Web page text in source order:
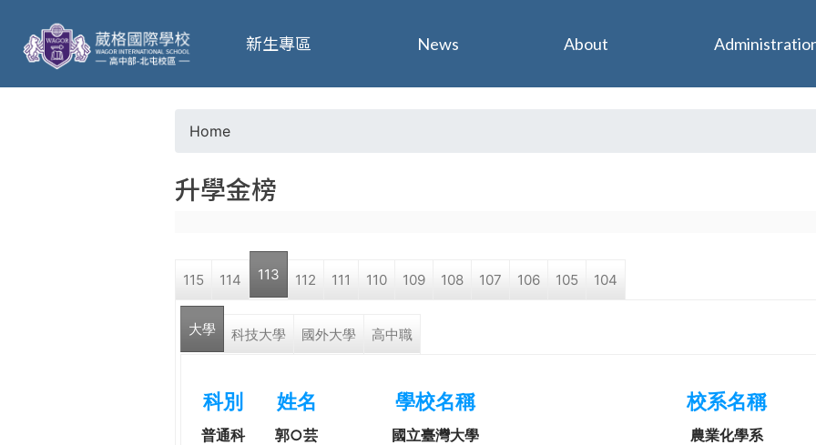
葳
格
o
a
r
Home
升學金榜
115 114 113 112 111 110 109 108 107 106 105 104
大學 科技大學 國外大學 高中職
科別 姓名 學校名稱 校系名稱
普通科 郭○芸 國立臺灣大學
農業化學系
新生專區 News About